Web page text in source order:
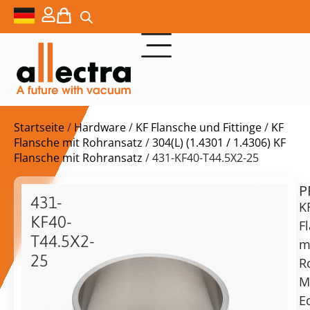
Startseite/ Hardware/ KF Flansche und Fittinge/ KF
Flansche mit Rohransatz /304(L) (1.4301 / 1.4306) KF
Flansche mit Rohransatz / 431-KF40-T44.5X2-25
431-
KF40-
T44.5X2-
25
$
vorrätig
Lieferzeit:
Versand